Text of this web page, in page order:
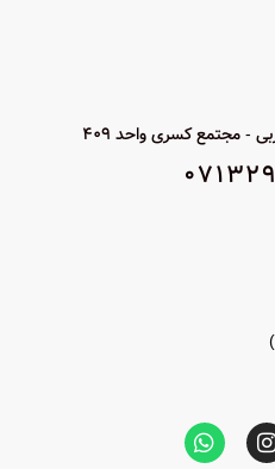
- مجتمع کسری واحد 409